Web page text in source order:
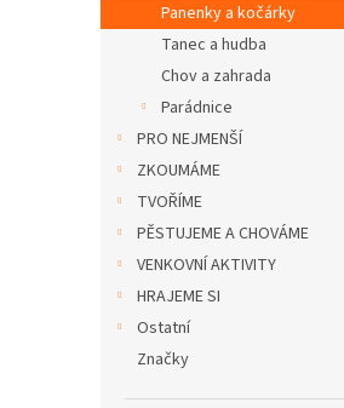
Panenky a kočárky
Tanec a hudba
Chov a zahrada
Parádnice
PRO NEJMENŠÍ
ZKOUMÁME
TVOŘÍME
PĚSTUJEME A CHOVÁME
VENKOVNÍ AKTIVITY
HRAJEME SI
Ostatní
Značky